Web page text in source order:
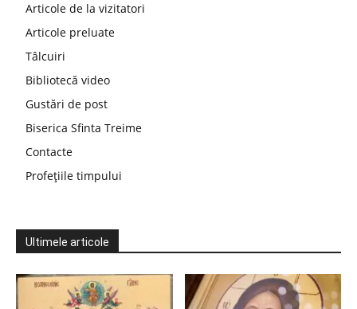
Articole de la vizitatori
Articole preluate
Tâlcuiri
Bibliotecă video
Gustări de post
Biserica Sfinta Treime
Contacte
Profețiile timpului
Ultimele articole